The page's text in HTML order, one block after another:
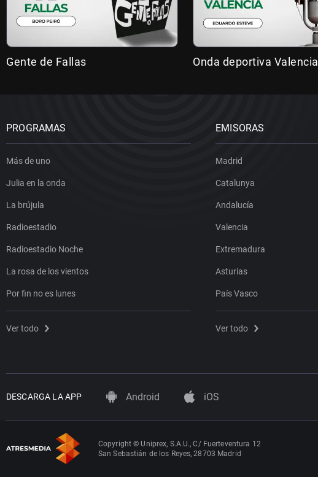
Gente de Fallas Onda deportiva Valencia
PROGRAMAS
Más de uno
Julia en la onda
La brújula
Radioestadio
Radioestadio Noche
La rosa de los vientos
Por fin no es lunes
Ver todo
EMISORAS
Madrid
Catalunya
Andalucía
Valencia
Extremadura
Asturias
País Vasco
Ver todo
DESCARGA LA APP Android iOS
Copyright © Uniprex, S.A.U., C/ Fuerteventura 12
San Sebastián de los Reyes, 28703 Madrid